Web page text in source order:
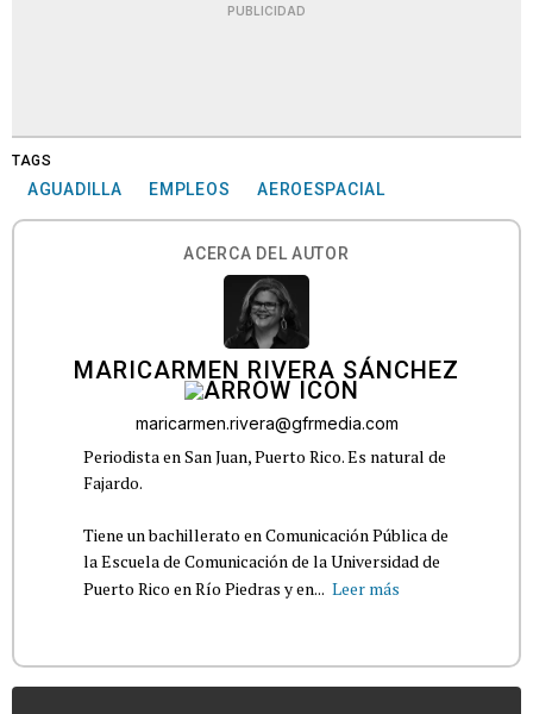
PUBLICIDAD
TAGS
AGUADILLA EMPLEOS AEROESPACIAL
ACERCA DEL AUTOR
MARICARMEN RIVERA SÁNCHEZ
maricarmen.rivera@gfrmedia.com
Periodista en San Juan, Puerto Rico. Es natural de
Fajardo.
Tiene un bachillerato en Comunicación Pública de
la Escuela de Comunicación de la Universidad de
Puerto Rico en Río Piedras y en... Leer más